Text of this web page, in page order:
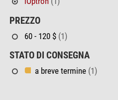
PREZZO
60 - 120 $ (1)
STATO DI CONSEGNA
a breve termine (1)